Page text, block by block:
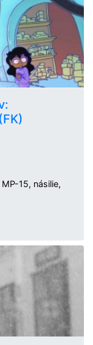
15, násilie,